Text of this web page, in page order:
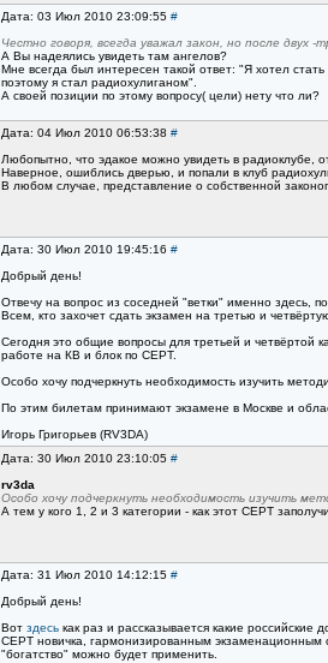
Дата: 03 Июл 2010 23:09:55 #
Честно говоря, всегда уважал закон, но после двух
А Вы надеялись увидеть там ангелов?
Мне всегда был интересен такой ответ: "Я хотел
поэтому я стал радиохулиганом".
А своей позиции по этому вопросу( цели) нету что ли?
Дата: 04 Июл 2010 06:53:38 #
Любопытно, что эдакое можно увидеть в радиоклубе,
Наверное, ошиблись дверью, и попали в клуб
В любом случае, представление о собственной
Дата: 30 Июл 2010 19:45:16 #
Добрый день!
Отвечу на вопрос из соседней "ветки" именно здесь,
Всем, кто захочет сдать экзамен на третью и
Сегодня это общие вопросы для третьей и четвёртой
работе на КВ и блок по СЕРТ.
Особо хочу подчеркнуть необходимость изучить
По этим билетам принимают экзамене в Москве и
Игорь Григорьев (RV3DA)
Дата: 30 Июл 2010 23:10:05 #
rv3da
Особо хочу подчеркнуть необходимость изучить
А тем у кого 1, 2 и 3 категории - как этот CEPT
Дата: 31 Июл 2010 14:12:15 #
Добрый день!
Вот здесь как раз и рассказывается какие
СЕРТ новичка, гармонизированным экзаменационным
"богатство" можно будет применить.